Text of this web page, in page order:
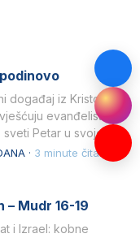
događaj iz Kristova
evanđelisti
Petar u svojoj
· 3 minute čitanja
– Mudr 16-19
i Izrael: kobne